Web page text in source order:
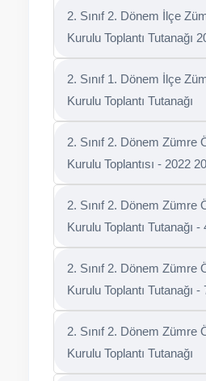
2. Sınıf 2. Dönem İlçe
Kurulu Toplantı Tutanağı
2. Sınıf 1. Dönem İlçe
Kurulu Toplantı Tutanağı
2. Sınıf 2. Dönem Zümre
Kurulu Toplantısı - 2022
2. Sınıf 2. Dönem Zümre
Kurulu Toplantı Tutanağı
2. Sınıf 2. Dönem Zümre
Kurulu Toplantı Tutanağı
2. Sınıf 2. Dönem Zümre
Kurulu Toplantı Tutanağı